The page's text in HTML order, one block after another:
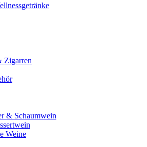
Zigarren
& Schaumwein
Weine